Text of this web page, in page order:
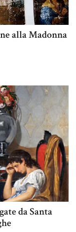
alla Madonna
da Santa